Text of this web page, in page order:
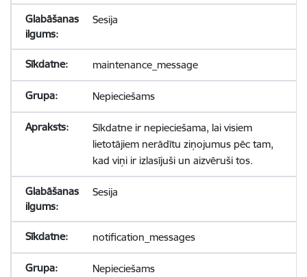
Sesija
maintenance_message
Nepieciešams
Sīkdatne ir nepieciešama, lai visiem
lietotājiem nerādītu ziņojumus pēc tam,
kad viņi ir izlasījuši un aizvēruši tos.
Sesija
notification_messages
Nepieciešams